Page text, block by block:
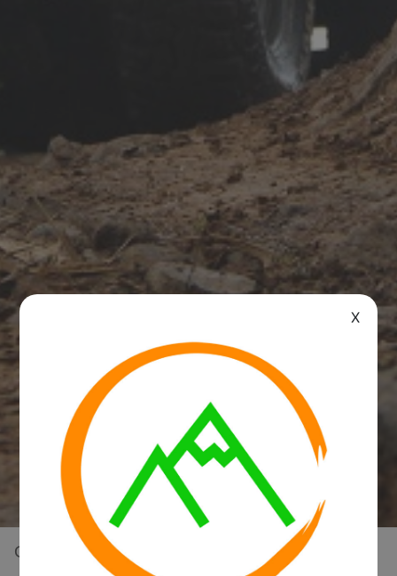
Overview
X